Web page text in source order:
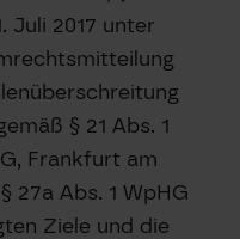
Juli 2017 unter
§ 21 Abs. 1
Frankfurt am
27a Abs. 1 WpHG
Ziele und die